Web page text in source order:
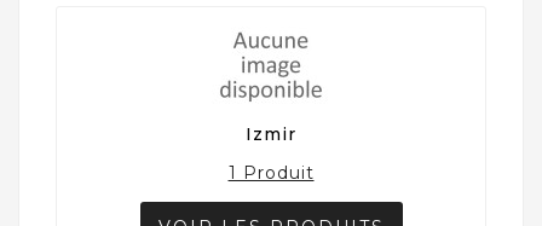
Izmir
1 Produit